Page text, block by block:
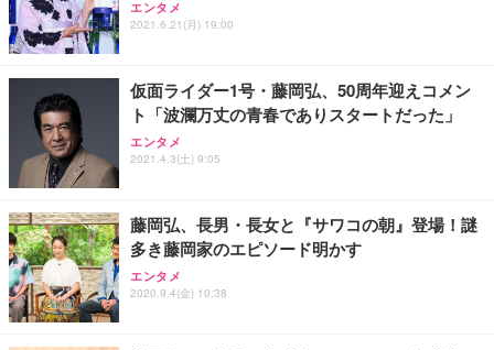
エンタメ
2021.6.21(月) 19:00
仮面ライダー1号・藤岡弘、50周年迎えコメン
ト「波瀾万丈の青春でありスタートだった」
エンタメ
2021.4.3(土) 9:05
藤岡弘、長男・長女と『サワコの朝』登場！謎
多き藤岡家のエピソード明かす
エンタメ
2020.9.4(金) 10:38